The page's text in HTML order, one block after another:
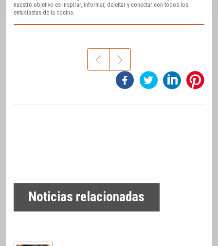
nuestro objetivo es inspirar, informar, deleitar y conectar con todos los
entusiastas de la cocina.
Noticias relacionadas